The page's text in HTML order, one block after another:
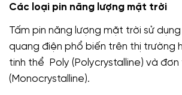
Các loại pin năng lượng mặt trời
Tấm pin năng lượng mặt trời sử
quang điện phổ biến trên thị trường
tinh thể Poly (Polycrystalline) và
(Monocrystalline).